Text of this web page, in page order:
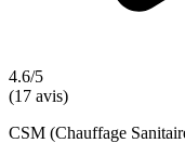
4.6/5
(17 avis)
CSM (Chauffage